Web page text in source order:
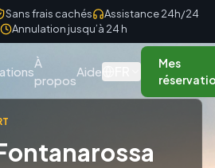
Sans frais cachés
Assistance 24h/24
Annulation jusqu’à 24 h
À
propos
Aide
Mes